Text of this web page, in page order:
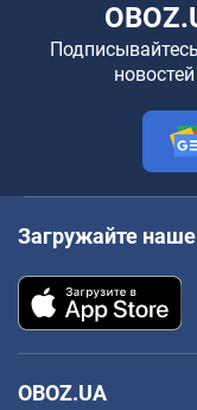
Загружайте
OBOZ.UA